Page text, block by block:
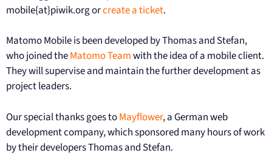
mobile{at}piwik.org orcreate a ticket.
Matomo Mobile is been developed by Thomas and Stefan,
who joined theMatomo Teamwith the idea of a mobile client.
They will supervise and maintain the further development as
project leaders.
Our special thanks goes toMayflower, a German web
development company, which sponsored many hours of work
by their developers Thomas and Stefan.